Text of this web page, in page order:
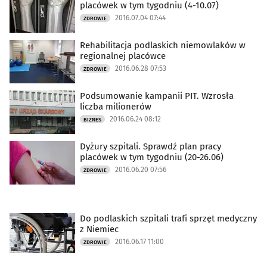
placówek w tym tygodniu (4-10.07)
ZDROWIE 2016.07.04 07:44
Rehabilitacja podlaskich niemowlaków w
regionalnej placówce
ZDROWIE 2016.06.28 07:53
Podsumowanie kampanii PIT. Wzrosła
liczba milionerów
BIZNES 2016.06.24 08:12
Dyżury szpitali. Sprawdź plan pracy
placówek w tym tygodniu (20-26.06)
ZDROWIE 2016.06.20 07:56
Do podlaskich szpitali trafi sprzęt medyczny
z Niemiec
ZDROWIE 2016.06.17 11:00